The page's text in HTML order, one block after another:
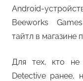
Android-
Beeworks
тайтл в магазине
Для тех, кто не
Detective ранее,